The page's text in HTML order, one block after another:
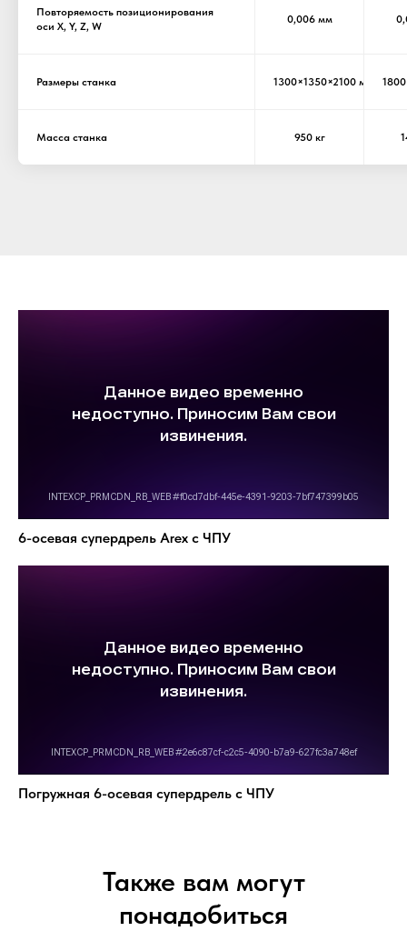
Повторяемость позиционирования
оси X, Y, Z, W
0,006 мм
Размеры станка 1300×1350×2100 мм
Масса станка 950 кг
6-осевая супердрель Arex с ЧПУ
Погружная 6-осевая супердрель с ЧПУ
Также вам могут
понадобиться